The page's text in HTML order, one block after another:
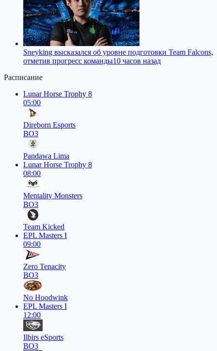
Sneyking высказался об уровне подготовки Team Falcons,
отметив прогресс команды10 часов назад
Расписание
Lunar Horse Trophy 8
05:00
Direborn Esports
BO3
Pandawa Lima
Lunar Horse Trophy 8
08:00
Mentality Monsters
BO3
Team Kicked
EPL Masters I
09:00
Zero Tenacity
BO3
No Hoodwink
EPL Masters I
12:00
Ilbirs eSports
BO3